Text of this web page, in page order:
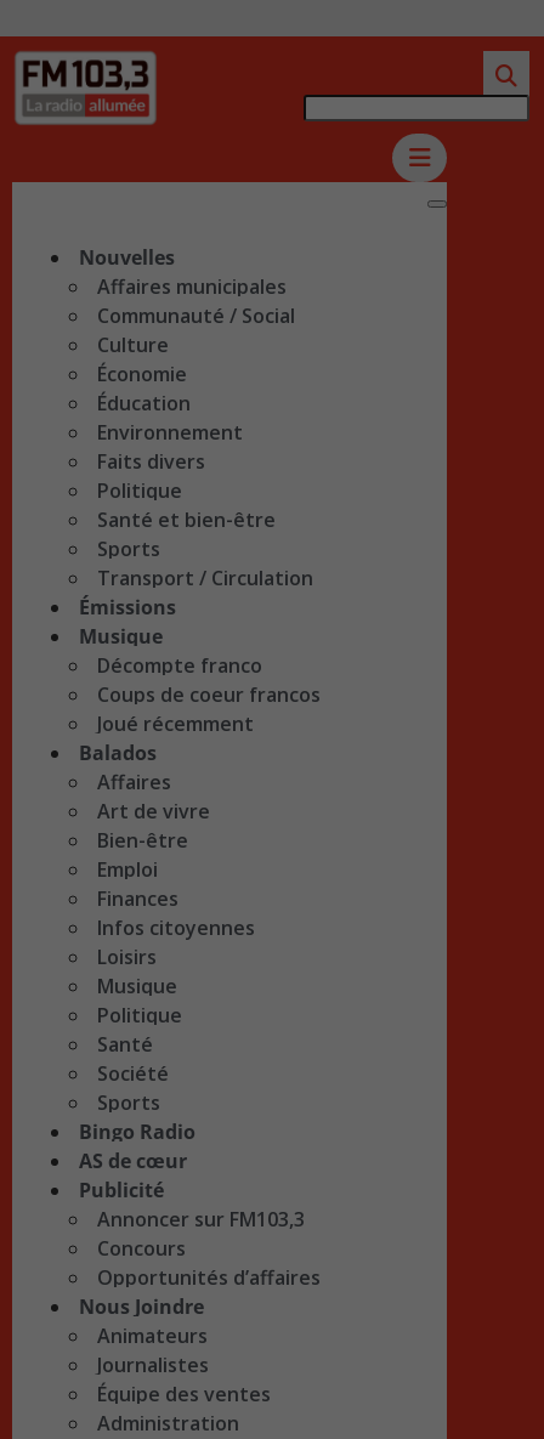
Nouvelles
Affaires municipales
Communauté / Social
Culture
Économie
Éducation
Environnement
Faits divers
Politique
Santé et bien-être
Sports
Transport / Circulation
Émissions
Musique
Décompte franco
Coups de coeur francos
Joué récemment
Balados
Affaires
Art de vivre
Bien-être
Emploi
Finances
Infos citoyennes
Loisirs
Musique
Politique
Santé
Société
Sports
Bingo Radio
AS de cœur
Publicité
Annoncer sur FM103,3
Concours
Opportunités d’affaires
Nous Joindre
Animateurs
Journalistes
Équipe des ventes
Administration